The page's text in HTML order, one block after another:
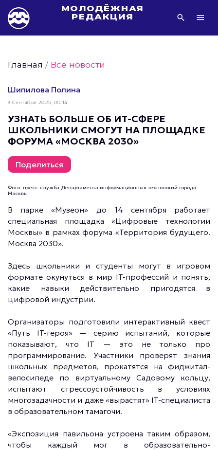
МОЛОДЁЖНАЯ
РЕДАКЦИЯ
Фото Молодёжи Москвы
Фотогалереи Молодёжи Москвы
Статьи Молодёжи Москвы
Молодёжь Москвы культурная
Молодёжь Москвы спортивная
Молодёжь Москвы в движении
Молодёжь Москвы здоровая
Молодёжь Москвы профессиональная
Главная /Все новости
Шипилова Полина
3 Сентября 2025, 00:14
УЗНАТЬ БОЛЬШЕ ОБ ИТ-СФЕРЕ
ШКОЛЬНИКИ СМОГУТ НА ПЛОЩАДКЕ
ФОРУМА «МОСКВА 2030»
Поделиться
Фото: пресс-служба Департамента информационных технологий города
Москвы
В парке «Музеон» до 14 сентября работает
специальная площадка «Цифровые технологии
Москвы» в рамках форума «Территория будущего.
Москва 2030».
Здесь школьники и студенты могут в игровом
формате окунуться в мир IT-профессий и понять,
какие навыки действительно пригодятся в
цифровой индустрии.
Организаторы подготовили интерактивный квест
«Путь IT-героя» — серию испытаний, которые
показывают, что IT — это не только про
программирование. Участники проверят знания
школьных предметов, прокатятся на фиджитал-
велосипеде по виртуальному Садовому кольцу,
испытают стрессоустойчивость в условиях
многозадачности и даже «вырастят» IT-специалиста
в образовательном тамагочи.
«Экспозиция павильона устроена таким образом,
чтобы каждый мог в образовательно-